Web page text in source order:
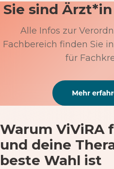
Sie sind Ärzt*in
Alle Infos zur
Fachbereich finden Sie
für
Warum ViViRA
und deine
beste Wahl ist